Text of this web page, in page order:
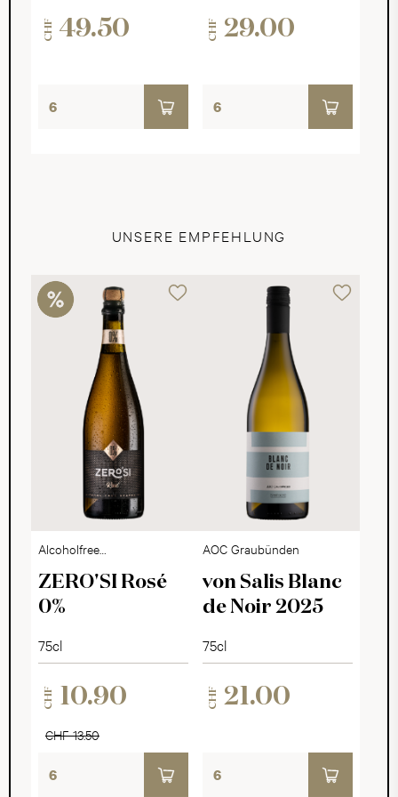
CHF 49.50 CHF 29.00
UNSERE EMPFEHLUNG
Alcoholfree
Sparkling Dry
ZERO'SI Rosé
0%
75cl
CHF 10.90
CHF 13.50
AOC Graubünden
von Salis Blanc
de Noir 2025
75cl
CHF 21.00